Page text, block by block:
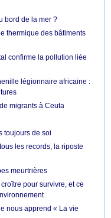
bord de la mer ?
thermique des bâtiments
confirme la pollution liée
légionnaire africaine :
migrants à Ceuta
toujours de soi
les records, la riposte
meurtrières
pour survivre, et ce
nous apprend « La vie